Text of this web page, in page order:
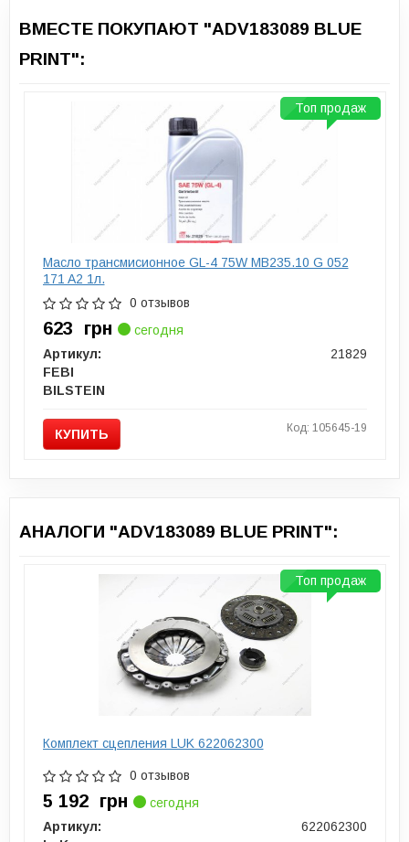
ВМЕСТЕ ПОКУПАЮТ "ADV183089 BLUE
PRINT":
Масло трансмисионное GL-4 75W MB235.10 G 052
171 A2 1л.
0 отзывов
623 грн
сегодня
Артикул:
21829
FEBI
BILSTEIN
КУПИТЬ Код: 105645-19
Топ продаж
АНАЛОГИ "ADV183089 BLUE PRINT":
Комплект сцепления LUK 622062300
0 отзывов
5 192 грн
сегодня
Артикул:
622062300
Топ продаж